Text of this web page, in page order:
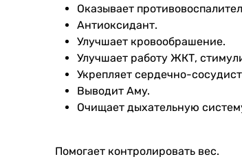
Оказывает
Антиоксидант.
Улучшает кровообрашение.
Улучшает работу ЖКТ,
Укрепляет сердечно-
Выводит Аму.
Очищает дыхательную
Помогает контролировать вес.